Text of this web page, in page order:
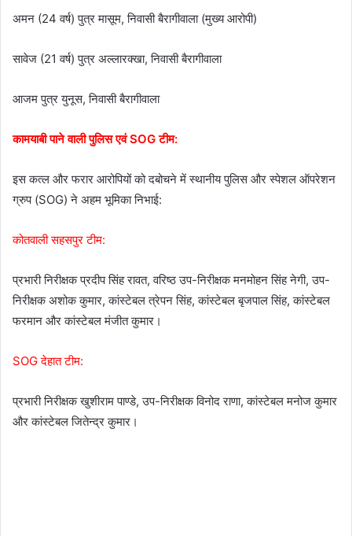
अमन (24 वर्ष) पुत्र मासूम, निवासी बैरागीवाला (मुख्य आरोपी)
सावेज (21 वर्ष) पुत्र अल्लारक्खा, निवासी बैरागीवाला
आजम पुत्र युनूस, निवासी बैरागीवाला
कामयाबी पाने वाली पुलिस एवं SOG टीम:
इस कत्ल और फरार आरोपियों को दबोचने में स्थानीय पुलिस और स्पेशल ऑपरेशन
ग्रुप (SOG) ने अहम भूमिका निभाई:
कोतवाली सहसपुर टीम:
प्रभारी निरीक्षक प्रदीप सिंह रावत, वरिष्ठ उप-निरीक्षक मनमोहन सिंह नेगी, उप-
निरीक्षक अशोक कुमार, कांस्टेबल त्रेपन सिंह, कांस्टेबल बृजपाल सिंह, कांस्टेबल
फरमान और कांस्टेबल मंजीत कुमार।
SOG देहात टीम:
प्रभारी निरीक्षक खुशीराम पाण्डे, उप-निरीक्षक विनोद राणा, कांस्टेबल मनोज कुमार
और कांस्टेबल जितेन्द्र कुमार।